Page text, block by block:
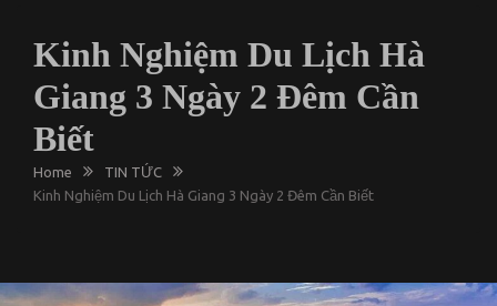
Kinh Nghiệm Du Lịch Hà
Giang 3 Ngày 2 Đêm Cần
Biết
Home
TIN TỨC
Kinh Nghiệm Du Lịch Hà Giang 3 Ngày 2 Đêm Cần Biết